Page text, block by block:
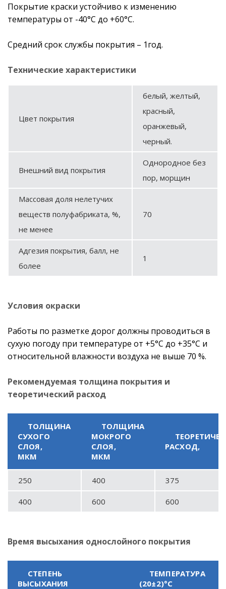
Покрытие краски устойчиво к изменению
температуры от -40°С до +60°С.
Средний срок службы покрытия – 1год.
Технические характеристики
Цвет покрытия
белый, желтый,
красный,
оранжевый,
черный.
Внешний вид покрытия
Однородное без
пор, морщин
Массовая доля нелетучих
веществ полуфабриката, %,
не менее
70
Адгезия покрытия, балл, не
более
1
Условия окраски
Работы по разметке дорог должны проводиться в
сухую погоду при температуре от +5°С до +35°С и
относительной влажности воздуха не выше 70 %.
Рекомендуемая толщина покрытия и
теоретический расход
ТОЛЩИНА
СУХОГО
СЛОЯ,
МКМ
ТОЛЩИНА
МОКРОГО
СЛОЯ,
МКМ
РАСХОД,
250 400 375
400 600 600
Время высыхания однослойного покрытия
СТЕПЕНЬ
ВЫСЫХАНИЯ
ТЕМПЕРАТУРА
(20±2)°С